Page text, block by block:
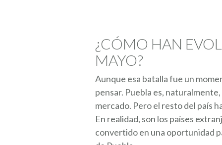
¿CÓMO HAN
MAYO?
Aunque esa batalla fue un
pensar. Puebla es,
mercado. Pero el resto del país
En realidad, son los países
convertido en una oportunidad